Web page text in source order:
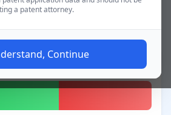
a patent attorney.
Continue
Applications